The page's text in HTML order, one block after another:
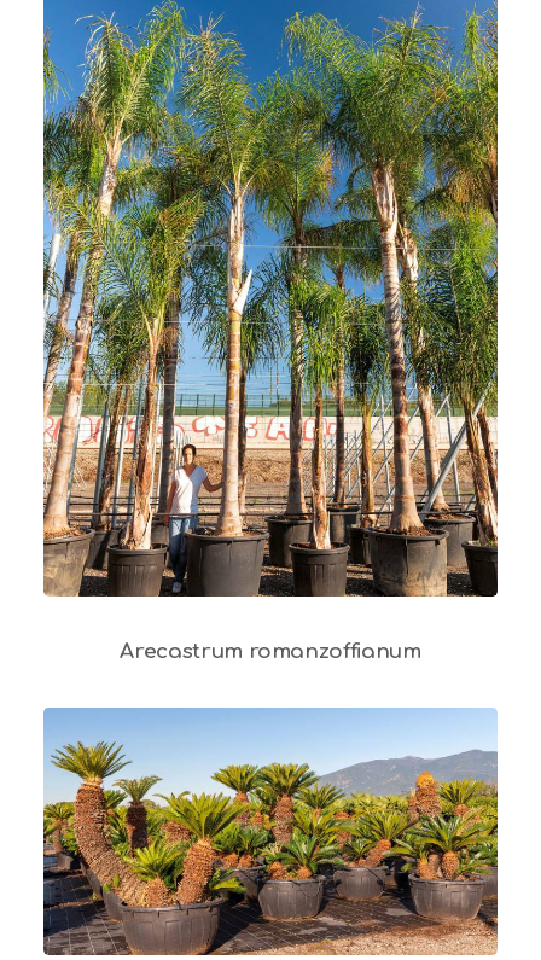
Arecastrum romanzoffianum